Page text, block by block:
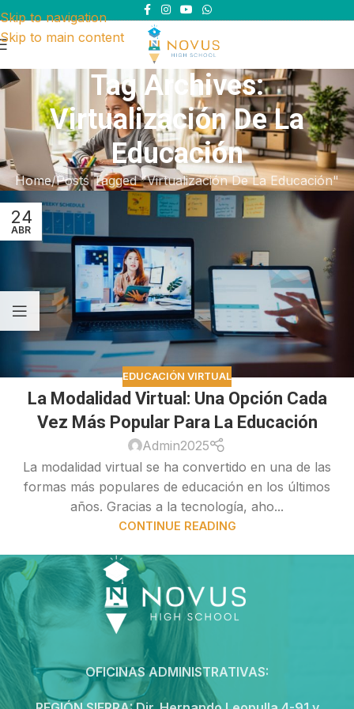
Skip to navigation
Skip to main content
Tag Archives:
Virtualización De La
Educación
Home Posts Tagged "Virtualización De La Educación"
24
ABR
EDUCACIÓN VIRTUAL
La Modalidad Virtual: Una Opción Cada
Vez Más Popular Para La Educación
Admin2025
La modalidad virtual se ha convertido en una de las
formas más populares de educación en los últimos
años. Gracias a la tecnología, aho...
CONTINUE READING
OFICINAS ADMINISTRATIVAS: